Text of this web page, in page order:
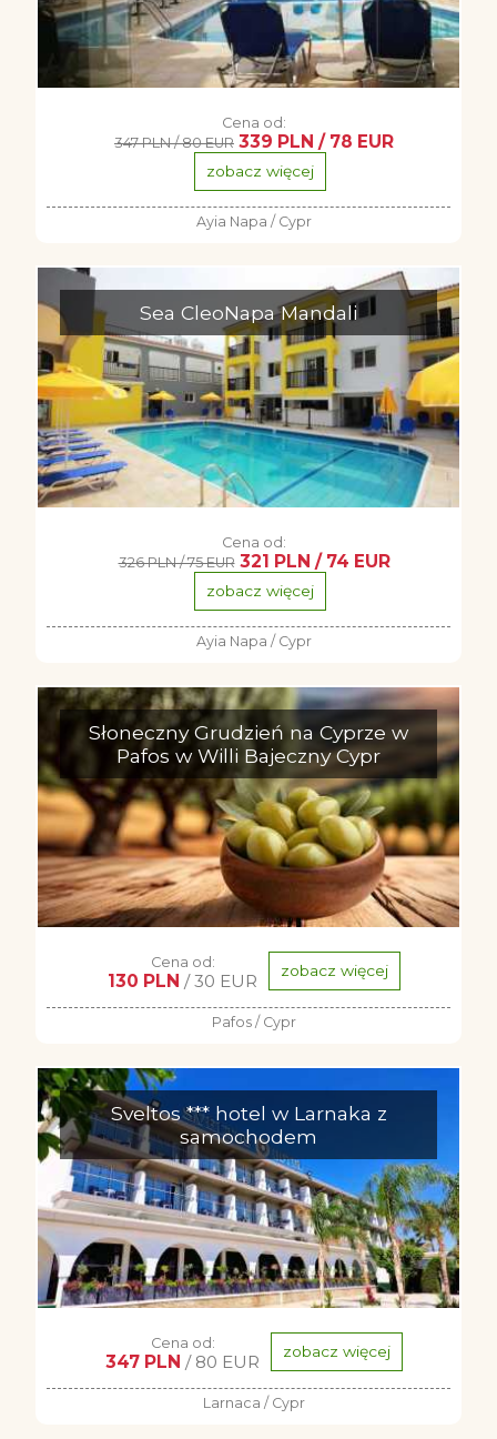
Cena od:
347 PLN / 80 EUR 339 PLN / 78 EUR
zobacz więcej
Ayia Napa / Cypr
Sea CleoNapa Mandali
Cena od:
326 PLN / 75 EUR 321 PLN / 74 EUR
zobacz więcej
Ayia Napa / Cypr
Słoneczny Grudzień na Cyprze w
Pafos w Willi Bajeczny Cypr
Cena od:
130 PLN / 30 EUR zobacz więcej
Pafos / Cypr
Sveltos *** hotel w Larnaka z
samochodem
Cena od:
347 PLN / 80 EUR zobacz więcej
Larnaca / Cypr